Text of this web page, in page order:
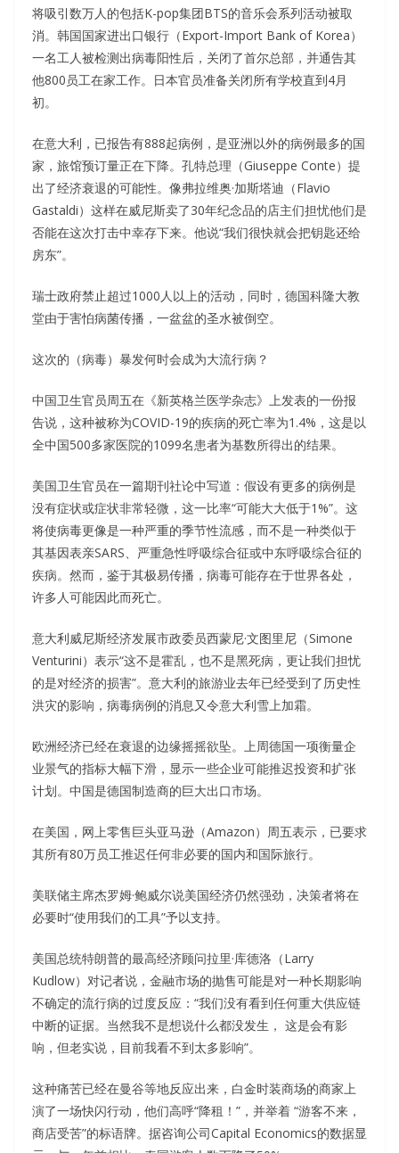
将吸引数万人的包括K-pop集团BTS的音乐会系列活动被取
消。韩国国家进出口银行（Export-Import Bank of Korea）
一名工人被检测出病毒阳性后，关闭了首尔总部，并通告其
他800员工在家工作。日本官员准备关闭所有学校直到4月
初。
在意大利，已报告有888起病例，是亚洲以外的病例最多的国
家，旅馆预订量正在下降。孔特总理（Giuseppe Conte）提
出了经济衰退的可能性。像弗拉维奥·加斯塔迪（Flavio
Gastaldi）这样在威尼斯卖了30年纪念品的店主们担忧他们是
否能在这次打击中幸存下来。他说“我们很快就会把钥匙还给
房东”。
瑞士政府禁止超过1000人以上的活动，同时，德国科隆大教
堂由于害怕病菌传播，一盆盆的圣水被倒空。
这次的（病毒）暴发何时会成为大流行病？
中国卫生官员周五在《新英格兰医学杂志》上发表的一份报
告说，这种被称为COVID-19的疾病的死亡率为1.4%，这是以
全中国500多家医院的1099名患者为基数所得出的结果。
美国卫生官员在一篇期刊社论中写道：假设有更多的病例是
没有症状或症状非常轻微，这一比率“可能大大低于1%”。这
将使病毒更像是一种严重的季节性流感，而不是一种类似于
其基因表亲SARS、严重急性呼吸综合征或中东呼吸综合征的
疾病。然而，鉴于其极易传播，病毒可能存在于世界各处，
许多人可能因此而死亡。
意大利威尼斯经济发展市政委员西蒙尼·文图里尼（Simone
Venturini）表示“这不是霍乱，也不是黑死病，更让我们担忧
的是对经济的损害”。意大利的旅游业去年已经受到了历史性
洪灾的影响，病毒病例的消息又令意大利雪上加霜。
欧洲经济已经在衰退的边缘摇摇欲坠。上周德国一项衡量企
业景气的指标大幅下滑，显示一些企业可能推迟投资和扩张
计划。中国是德国制造商的巨大出口市场。
在美国，网上零售巨头亚马逊（Amazon）周五表示，已要求
其所有80万员工推迟任何非必要的国内和国际旅行。
美联储主席杰罗姆·鲍威尔说美国经济仍然强劲，决策者将在
必要时“使用我们的工具”予以支持。
美国总统特朗普的最高经济顾问拉里·库德洛（Larry
Kudlow）对记者说，金融市场的抛售可能是对一种长期影响
不确定的流行病的过度反应：“我们没有看到任何重大供应链
中断的证据。当然我不是想说什么都没发生， 这是会有影
响，但老实说，目前我看不到太多影响”。
这种痛苦已经在曼谷等地反应出来，白金时装商场的商家上
演了一场快闪行动，他们高呼“降租！”，并举着 “游客不来，
商店受苦”的标语牌。据咨询公司Capital Economics的数据显